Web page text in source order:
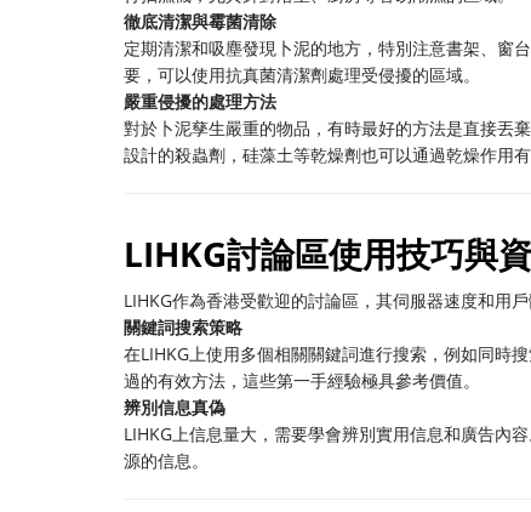
徹底清潔與霉菌清除
定期清潔和吸塵發現卜泥的地方，特別注意書架、窗
要，可以使用抗真菌清潔劑處理受侵擾的區域。
嚴重侵擾的處理方法
對於卜泥孳生嚴重的物品，有時最好的方法是直接丟
設計的殺蟲劑，硅藻土等乾燥劑也可以通過乾燥作用有
LIHKG討論區使用技巧與
LIHKG作為香港受歡迎的討論區，其伺服器速度和用
關鍵詞搜索策略
在LIHKG上使用多個相關關鍵詞進行搜索，例如同時
過的有效方法，這些第一手經驗極具參考價值。
辨別信息真偽
LIHKG上信息量大，需要學會辨別實用信息和廣告內
源的信息。